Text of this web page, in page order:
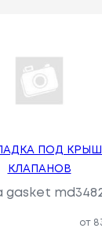
ПОД
КЛАПАНОВ
gasket
от